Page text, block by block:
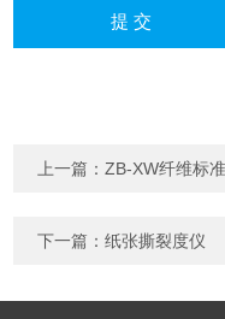
上一篇：ZB-XW纤维标
下一篇：纸张撕裂度仪